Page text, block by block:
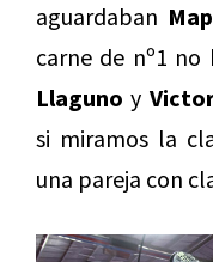
aguardaban
carne de nº1
Llaguno y
si miramos la
una pareja con